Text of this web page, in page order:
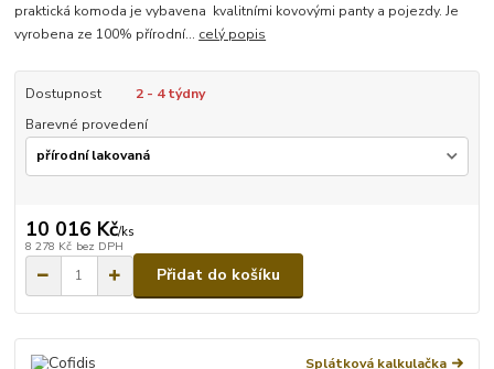
praktická komoda je vybavena kvalitními kovovými panty a pojezdy. Je
vyrobena ze 100% přírodní... celý popis
Dostupnost
2 - 4 týdny
Barevné provedení
10 016 Kč/ks
8 278 Kč bez DPH
Přidat do košíku
Splátková kalkulačka